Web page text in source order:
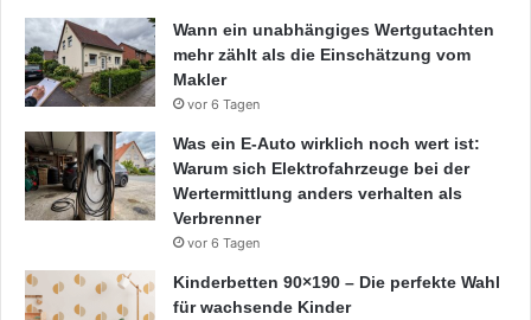
Wann ein unabhängiges Wertgutachten
mehr zählt als die Einschätzung vom
Makler
vor 6 Tagen
Was ein E-Auto wirklich noch wert ist:
Warum sich Elektrofahrzeuge bei der
Wertermittlung anders verhalten als
Verbrenner
vor 6 Tagen
Kinderbetten 90×190 – Die perfekte Wahl
für wachsende Kinder